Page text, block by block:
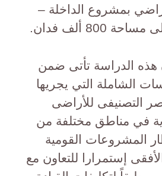
بمشروع الداخلة –
ألف فدان.
الدراسة تأتى ضمن
الشاملة التي يجريها
التصنيفى للأراضى
في مناطق مختلفة من
المشروعات القومية
إستمرارا للتعاون مع